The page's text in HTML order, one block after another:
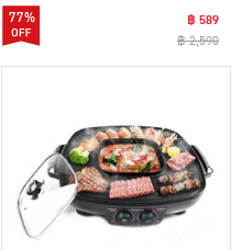
77%
฿ 589
฿ 2,590